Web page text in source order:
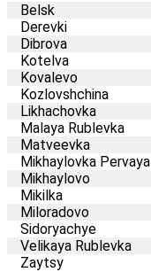
Belsk
Derevki
Dibrova
Kotelva
Kovalevo
Kozlovshchina
Likhachovka
Malaya Rublevka
Matveevka
Mikhaylovka Pervaya
Mikhaylovo
Mikilka
Miloradovo
Sidoryachye
Velikaya Rublevka
Zaytsy